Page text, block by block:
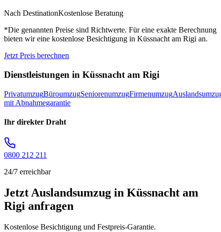
Nach DestinationKostenlose Beratung
*Die genannten Preise sind Richtwerte. Für eine exakte Berechnung
bieten wir eine kostenlose Besichtigung in Küssnacht am Rigi an.
Jetzt Preis berechnen
Dienstleistungen in Küssnacht am Rigi
PrivatumzugBüroumzugSeniorenumzugFirmenumzug
mit Abnahmegarantie
Ihr direkter Draht
0800 212 211
24/7 erreichbar
Jetzt Auslandsumzug in Küssnacht am
Rigi anfragen
Kostenlose Besichtigung und Festpreis-Garantie.